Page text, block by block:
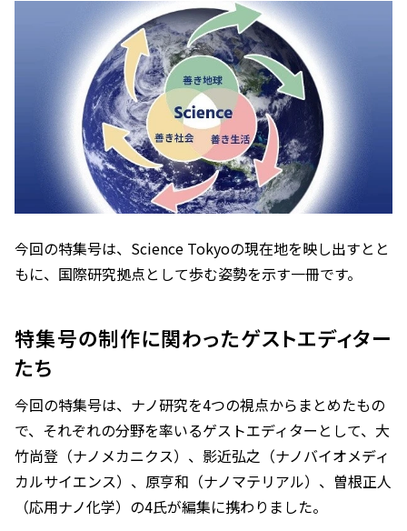
今回の特集号は、Science Tokyoの現在地を映し出すとと
もに、国際研究拠点として歩む姿勢を示す一冊です。
特集号の制作に関わったゲストエディター
たち
今回の特集号は、ナノ研究を4つの視点からまとめたもの
で、それぞれの分野を率いるゲストエディターとして、大
竹尚登（ナノメカニクス）、影近弘之（ナノバイオメディ
カルサイエンス）、原亨和（ナノマテリアル）、曽根正人
（応用ナノ化学）の4氏が編集に携わりました。